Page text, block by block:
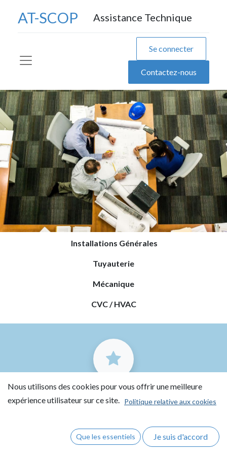
AT-SCOP Assistance Technique
Se connecter
Contactez-nous
Installations Générales
Tuyauterie
Mécanique
CVC / HVAC
Expertises
Nous utilisons des cookies pour vous offrir une meilleure
expérience utilisateur sur ce site. Politique relative aux cookies
Que les essentiels Je suis d'accord